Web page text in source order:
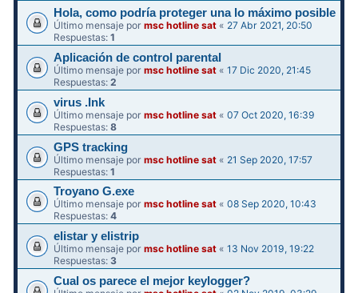
Hola, como podría proteger una lo máximo posible
Último mensaje pormsc hotline sat « 27 Abr 2021, 20:50
Respuestas:1
Aplicación de control parental
Último mensaje pormsc hotline sat «17 Dic 2020, 21:45
Respuestas:2
virus .Ink
Último mensaje pormsc hotline sat «07 Oct 2020, 16:39
Respuestas:8
GPS tracking
Último mensaje pormsc hotline sat « 21 Sep 2020, 17:57
Respuestas:1
Troyano G.exe
Último mensaje pormsc hotline sat «08 Sep 2020, 10:43
Respuestas:4
elistar y elistrip
Último mensaje pormsc hotline sat «13 Nov 2019, 19:22
Respuestas: 3
Cual os parece el mejor keylogger?